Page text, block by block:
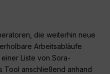
die weiterhin neue
Arbeitsabläufe
Liste von Sora-
Tool anschließend anhand